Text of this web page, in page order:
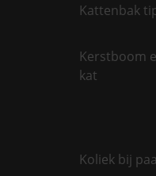
Kattenbak
Kerstboom
kat
Koliek bij